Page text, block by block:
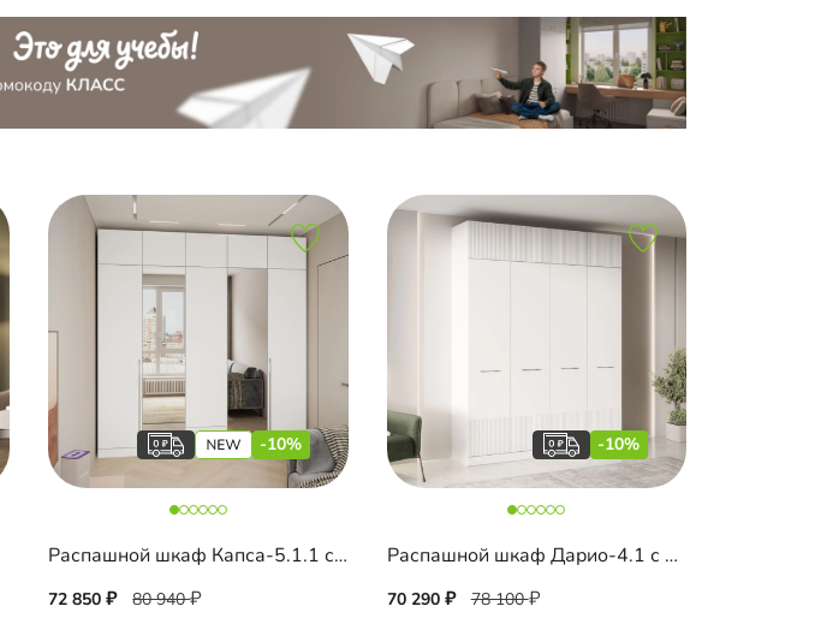
-10%
Распашной шкаф Капса-5.1.1 с зеркалом и антресолью
72 850 80 940
-10%
Распашной шкаф Дарио-4.1 с антресолью
70 290 78 100